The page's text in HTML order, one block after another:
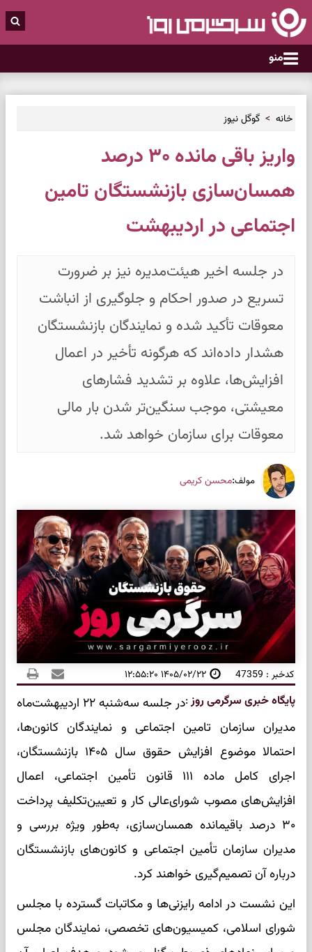
منو
خانه گوگل نیوز
واریز باقی مانده ۳۰ درصد
همسان‌سازی بازنشستگان تامین
اجتماعی در اردیبهشت
در جلسه اخیر هیئت‌مدیره نیز بر ضرورت
تسریع در صدور احکام و جلوگیری از انباشت
معوقات تأکید شده و نمایندگان بازنشستگان
هشدار داده‌اند که هرگونه تأخیر در اعمال
افزایش‌ها، علاوه بر تشدید فشارهای
معیشتی، موجب سنگین‌تر شدن بار مالی
معوقات برای سازمان خواهد شد.
مولف:محسن کریمی
کدخبر : 47359 ۱۴۰۵/۰۲/۲۲ ۱۲:۵۵:۲۰
پایگاه خبری سرگرمی روز:
در جلسه سه‌شنبه ۲۲ اردیبهشت‌ماه
مدیران سازمان تامین اجتماعی و نمایندگان کانون‌ها،
احتمالا موضوع افزایش حقوق سال ۱۴۰۵ بازنشستگان،
اجرای کامل ماده ۱۱۱ قانون تأمین اجتماعی، اعمال
افزایش‌های مصوب شورای‌عالی کار و تعیین‌تکلیف پرداخت
۳۰ درصد باقیمانده همسان‌سازی، به‌طور ویژه بررسی و
مدیران سازمان تأمین اجتماعی و کانون‌های بازنشستگان
درباره آن تصمیم‌گیری خواهند کرد.
این نشست در ادامه رایزنی‌ها و مکاتبات گسترده با مجلس
شورای اسلامی، کمیسیون‌های تخصصی، نمایندگان مجلس